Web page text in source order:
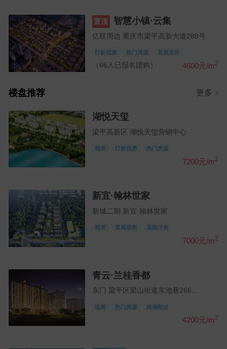
置顶 智慧小镇·云集
亿联周边 重庆市梁平高新大道288号
打折优惠 热门房源 景观居所
（66人已报名团购） 4600元/m2
楼盘推荐 更多
湖悦天玺
梁平高新区 湖悦天玺营销中心
期房 打折优惠 热门房源
7200元/m2
新宜·翰林世家
新城二期 新宜·翰林世家
期房 景观居所 花园洋房
7000元/m2
青云·兰桂香都
东门 梁平区梁山街道东池巷266...
现房 热门房源 商场附近
4200元/m2